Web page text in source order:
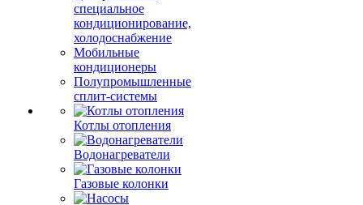
специальное
кондиционирование,
холодоснабжение
Мобильные
кондиционеры
Полупромышленные
сплит-системы
Котлы отопления
Водонагреватели
Газовые колонки